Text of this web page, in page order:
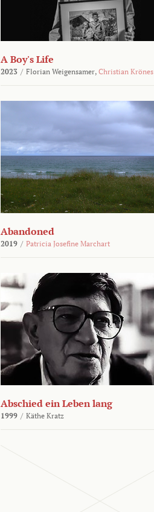
A Boy's Life
2023 / Florian Weigensamer, Christian Krönes
Abandoned
2019 / Patricia Josefine Marchart
Abschied ein Leben lang
1999 / Käthe Kratz